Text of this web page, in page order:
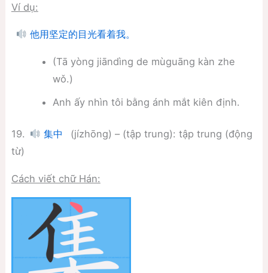
Ví dụ:
他用坚定的目光看着我。
(Tā yòng jiāndìng de mùguāng kàn zhe
wǒ.)
Anh ấy nhìn tôi bằng ánh mắt kiên định.
19. 集中
(jízhōng) – (tập trung): tập trung (động
từ)
Cách viết chữ Hán: